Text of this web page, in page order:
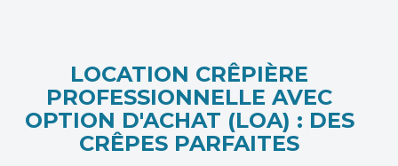
LOCATION CRÊPIÈRE
PROFESSIONNELLE AVEC
OPTION D'ACHAT (LOA) : DES
CRÊPES PARFAITES